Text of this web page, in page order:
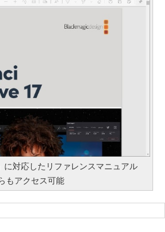
に対応したリファレンスマニュアル
もアクセス可能